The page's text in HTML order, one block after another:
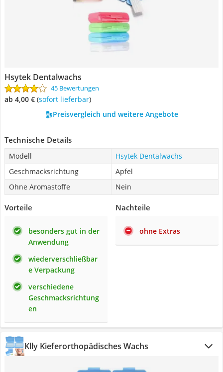
Hsytek Dentalwachs
45 Bewertungen
ab 4,00 € ( Sofort lieferbar)
Preisvergleich und weitere Angebote
Technische Details
Modell
Hsytek Dentalwachs
Geschmacksrichtung
Apfel
Ohne Aromastoffe
Nein
Vorteile
besonders gut in der
Anwendung
wiederverschließbar
e Verpackung
verschiedene
Geschmacksrichtung
en
Nachteile
ohne Extras
Klly Kieferorthopädisches Wachs